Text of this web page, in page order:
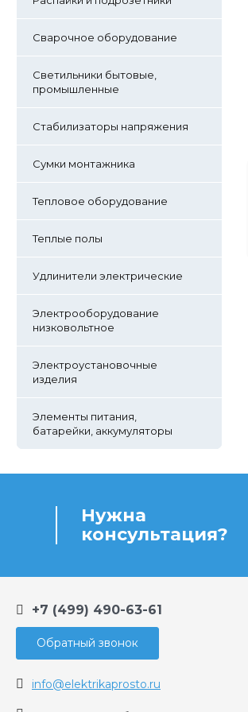
Сварочное оборудование
Светильники бытовые,
промышленные
Стабилизаторы напряжения
Сумки монтажника
Тепловое оборудование
Теплые полы
Удлинители электрические
Электрооборудование
низковольтное
Электроустановочные
изделия
Элементы питания,
батарейки, аккумуляторы
Нужна
консультация?
+7 (499) 490-63-61
Обратный звонок
info@elektrikaprosto.ru